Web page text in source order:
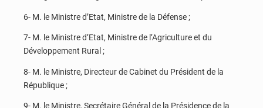
6- M. le Ministre d’Etat, Ministre de la Défense ;
7- M. le Ministre d’Etat, Ministre de l’Agriculture et du
Développement Rural ;
8- M. le Ministre, Directeur de Cabinet du Président de la
République ;
9- M. le Ministre, Secrétaire Général de la Présidence de la